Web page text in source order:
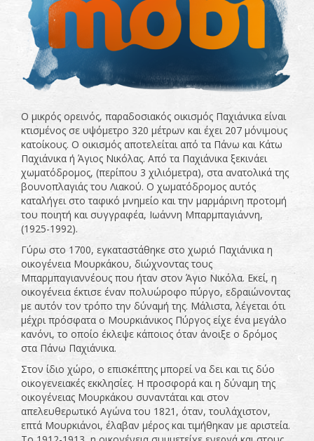
Ο μικρός ορεινός, παραδοσιακός οικισμός Παχιάνικα είναι
κτισμένος σε υψόμετρο 320 μέτρων και έχει 207 μόνιμους
κατοίκους. Ο οικισμός αποτελείται από τα Πάνω και Κάτω
Παχιάνικα ή Άγιος Νικόλας. Από τα Παχιάνικα ξεκινάει
χωματόδρομος, (περίπου 3 χιλιόμετρα), στα ανατολικά της
βουνοπλαγιάς του Λιακού. Ο χωματόδρομος αυτός
καταλήγει στο ταφικό μνημείο και την μαρμάρινη προτομή
του ποιητή και συγγραφέα, Ιωάννη Μπαρμπαγιάννη,
(1925-1992).
Γύρω στο 1700, εγκαταστάθηκε στο χωριό Παχιάνικα η
οικογένεια Μουρκάκου, διώχνοντας τους
Μπαρμπαγιαννέους που ήταν στον Άγιο Νικόλα. Εκεί, η
οικογένεια έκτισε έναν πολυώροφο πύργο, εδραιώνοντας
με αυτόν τον τρόπο την δύναμή της. Μάλιστα, λέγεται ότι
μέχρι πρόσφατα ο Μουρκιάνικος Πύργος είχε ένα μεγάλο
κανόνι, το οποίο έκλεψε κάποιος όταν άνοιξε ο δρόμος
στα Πάνω Παχιάνικα.
Στον ίδιο χώρο, ο επισκέπτης μπορεί να δει και τις δύο
οικογενειακές εκκλησίες. Η προσφορά και η δύναμη της
οικογένειας Μουρκάκου συναντάται και στον
απελευθερωτικό Αγώνα του 1821, όταν, τουλάχιστον,
επτά Μουρκιάνοι, έλαβαν μέρος και τιμήθηκαν με αριστεία.